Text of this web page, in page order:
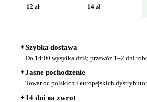
12 zł 14 zł
✦Szybka dostawa
Do 14:00 wysyłka dziś; przewóz 1–2 dni
✦Jasne pochodzenie
Towar od polskich i europejskich
✦14 dni na zwrot